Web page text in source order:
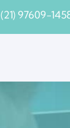
(21) 97609-